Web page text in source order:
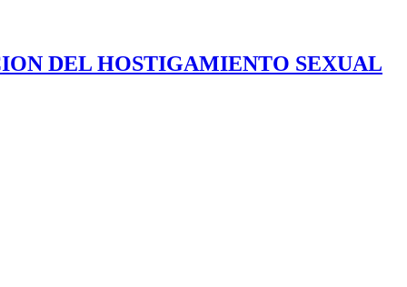
DEL HOSTIGAMIENTO SEXUAL